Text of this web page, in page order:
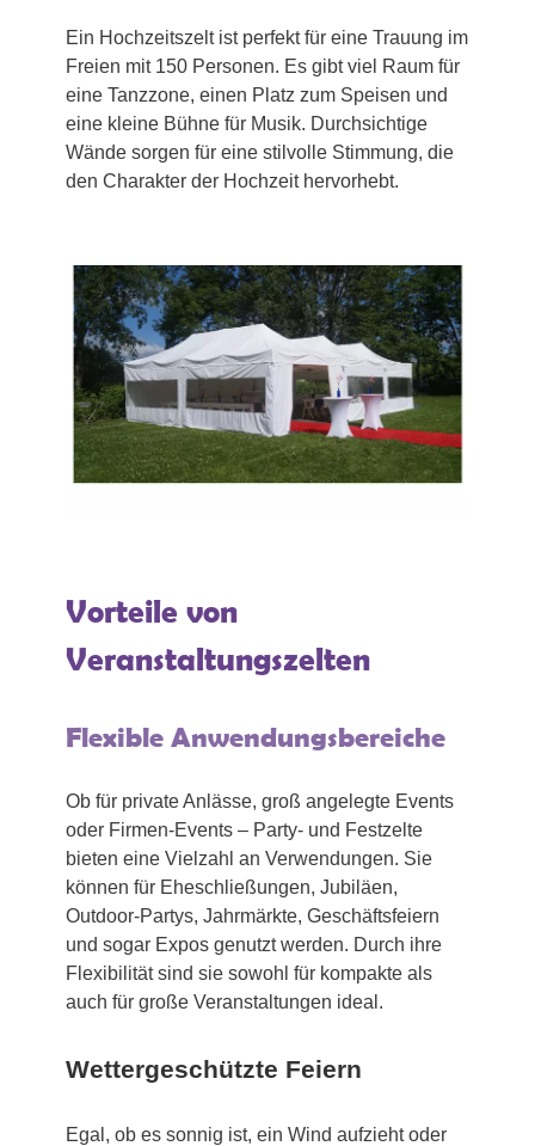
Ein Hochzeitszelt ist perfekt für eine Trauung im
Freien mit 150 Personen. Es gibt viel Raum für
eine Tanzzone, einen Platz zum Speisen und
eine kleine Bühne für Musik. Durchsichtige
Wände sorgen für eine stilvolle Stimmung, die
den Charakter der Hochzeit hervorhebt.
Vorteile von
Veranstaltungszelten
Flexible Anwendungsbereiche
Ob für private Anlässe, groß angelegte Events
oder Firmen-Events – Party- und Festzelte
bieten eine Vielzahl an Verwendungen. Sie
können für Eheschließungen, Jubiläen,
Outdoor-Partys, Jahrmärkte, Geschäftsfeiern
und sogar Expos genutzt werden. Durch ihre
Flexibilität sind sie sowohl für kompakte als
auch für große Veranstaltungen ideal.
Wettergeschützte Feiern
Egal, ob es sonnig ist, ein Wind aufzieht oder